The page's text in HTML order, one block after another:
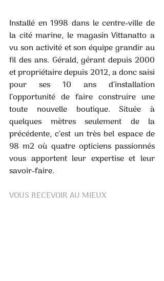
Installé en 1998 dans le centre-ville de
la cité marine, le magasin Vittanatto a
vu son activité et son équipe grandir au
fil des ans. Gérald, gérant depuis 2000
et propriétaire depuis 2012, a donc saisi
pour ses 10 ans d’installation
l’opportunité de faire construire une
toute nouvelle boutique. Située à
quelques mètres seulement de la
précédente, c’est un très bel espace de
98 m2 où quatre opticiens passionnés
vous apportent leur expertise et leur
savoir-faire.
VOUS RECEVOIR AU MIEUX